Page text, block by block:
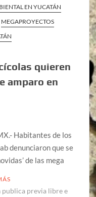
EN YUCATÁN
MEGAPROYECTOS
quieren
amparo en
Habitantes de los
denunciaron que se
de las mega
publica previa libre e